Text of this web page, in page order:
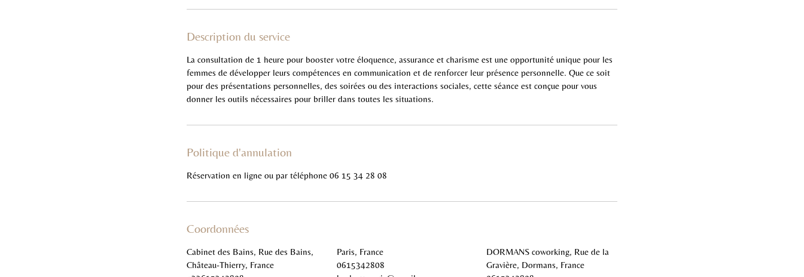
Description du service
La consultation de 1 heure pour booster votre éloquence, assurance et charisme est une opportunité unique pour les
femmes de développer leurs compétences en communication et de renforcer leur présence personnelle. Que ce soit
pour des présentations personnelles, des soirées ou des interactions sociales, cette séance est conçue pour vous
donner les outils nécessaires pour briller dans toutes les situations.
Politique d'annulation
Réservation en ligne ou par téléphone 06 15 34 28 08
Coordonnées
Cabinet des Bains, Rue des Bains,
Château-Thierry, France
Paris, France
0615342808
DORMANS coworking, Rue de la
Gravière, Dormans, France